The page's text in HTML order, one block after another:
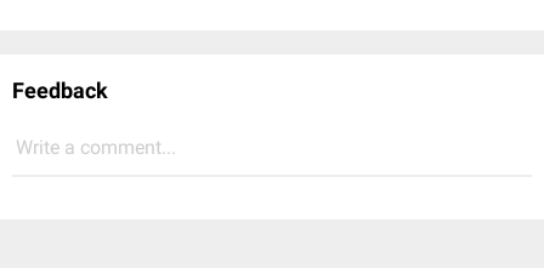
Feedback
Write a comment...